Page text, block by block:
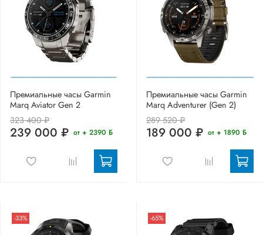
Премиальные часы Garmin
Marq Aviator Gen 2
323 400 ₽
239 000 ₽ от + 2390 Б
Премиальные часы Garmin
Marq Adventurer (Gen 2)
289 520 ₽
189 000 ₽ от + 1890 Б
-33% -65%